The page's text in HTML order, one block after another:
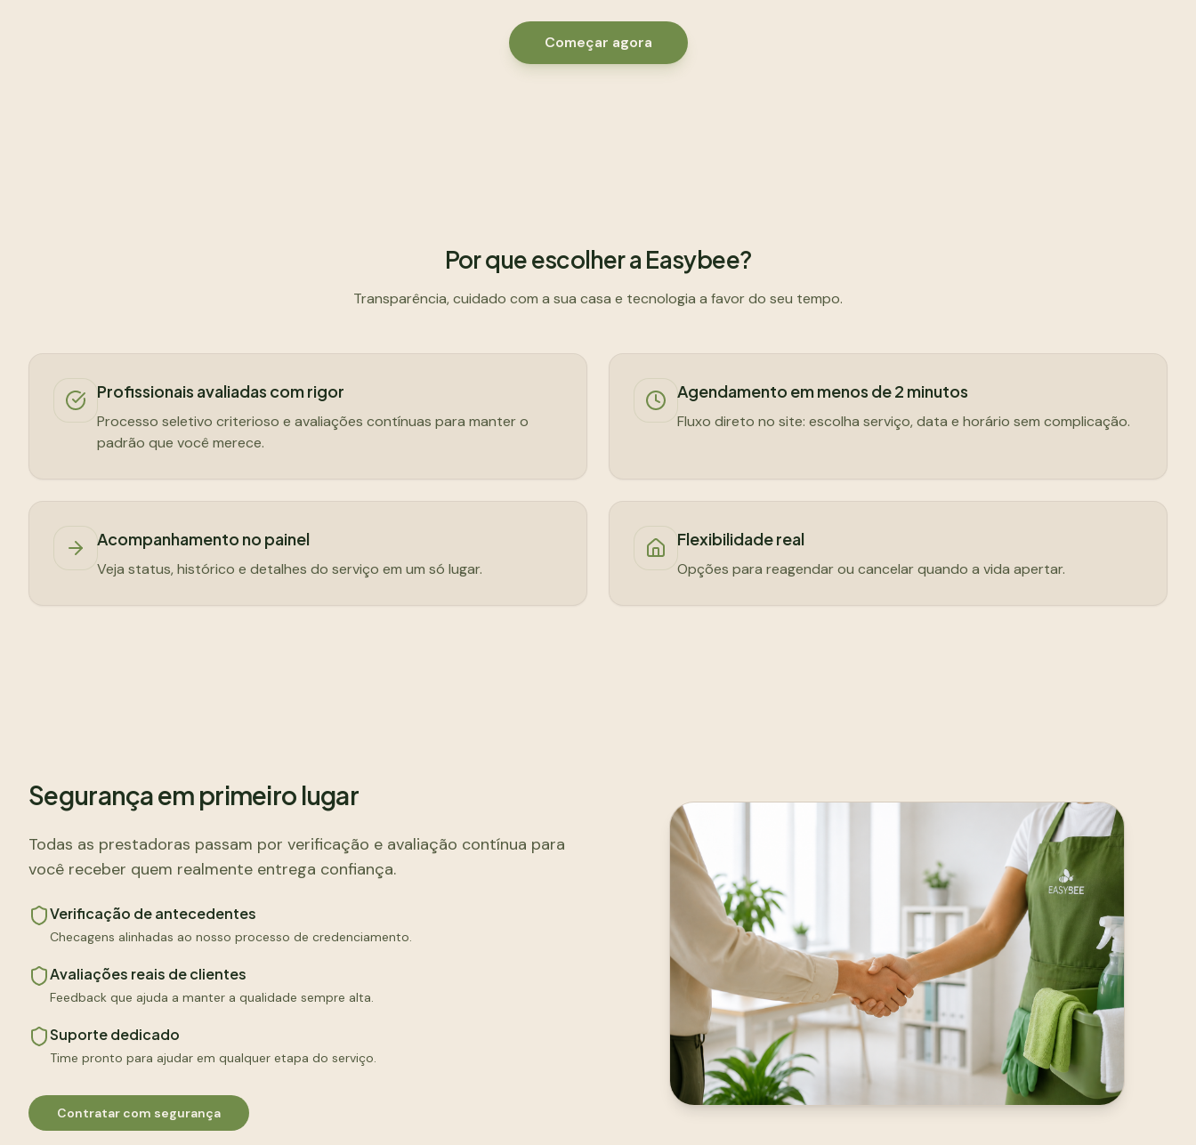
Começar agora
Por que escolher a Easybee?
Transparência, cuidado com a sua casa e tecnologia a favor do seu tempo.
Profissionais avaliadas com rigor
Processo seletivo criterioso e avaliações contínuas para manter o
padrão que você merece.
Agendamento em menos de 2 minutos
Fluxo direto no site: escolha serviço, data e horário sem complicação.
Acompanhamento no painel
Veja status, histórico e detalhes do serviço em um só lugar.
Flexibilidade real
Opções para reagendar ou cancelar quando a vida apertar.
Segurança em primeiro lugar
Todas as prestadoras passam por verificação e avaliação contínua para
você receber quem realmente entrega confiança.
Verificação de antecedentes
Checagens alinhadas ao nosso processo de credenciamento.
Avaliações reais de clientes
Feedback que ajuda a manter a qualidade sempre alta.
Suporte dedicado
Time pronto para ajudar em qualquer etapa do serviço.
Contratar com segurança